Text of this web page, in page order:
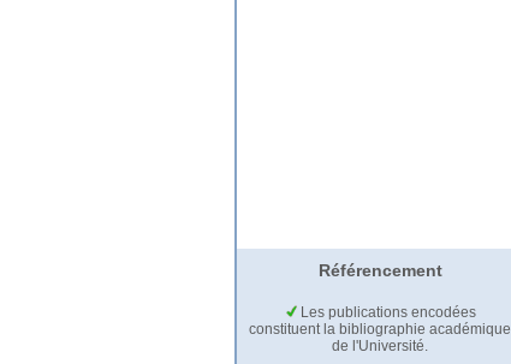
Référencement
Les publications encodées
constituent la bibliographie académique
de l'Université.